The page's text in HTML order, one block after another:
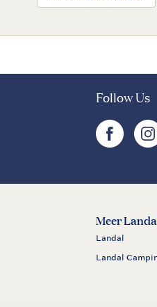
Follow Us
facebook
Meer
Landal
Landal